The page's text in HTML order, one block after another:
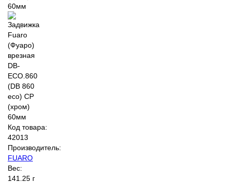
Код товара:
42013
Производитель:
FUARO
Вес:
141.25 г